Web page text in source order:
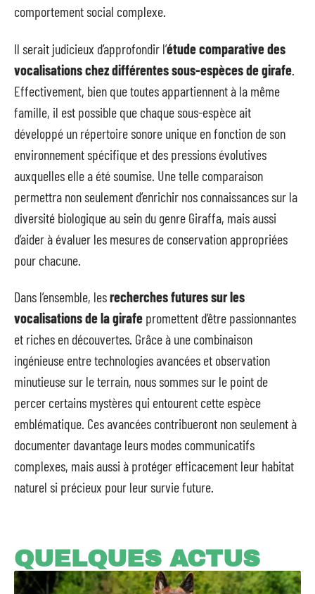
comportement social complexe.
Il serait judicieux d’approfondir l’étude comparative des
vocalisations chez différentes sous-espèces de girafe
Effectivement, bien que toutes appartiennent à la même
famille, il est possible que chaque sous-espèce ait
développé un répertoire sonore unique en fonction de son
environnement spécifique et des pressions évolutives
auxquelles elle a été soumise. Une telle comparaison
permettra non seulement d’enrichir nos connaissances sur la
diversité biologique au sein du genre Giraffa, mais aussi
d’aider à évaluer les mesures de conservation appropriées
pour chacune.
Dans l’ensemble, lesrecherches futures sur les
vocalisations de la girafe promettent d’être passionnantes
et riches en découvertes. Grâce à une combinaison
ingénieuse entre technologies avancées et observation
minutieuse sur le terrain, nous sommes sur le point de
percer certains mystères qui entourent cette espèce
emblématique. Ces avancées contribueront non seulement à
documenter davantage leurs modes communicatifs
complexes, mais aussi à protéger efficacement leur habitat
naturel si précieux pour leur survie future.
QUELQUES ACTUS